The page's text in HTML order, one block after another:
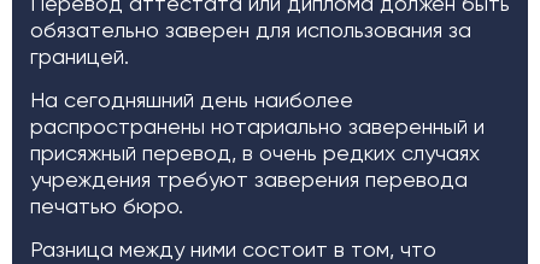
обязательно заверен для использования за
границей.
На сегодняшний день наиболее
распространены нотариально заверенный и
присяжный перевод, в очень редких случаях
учреждения требуют заверения перевода
печатью бюро.
Разница между ними состоит в том, что